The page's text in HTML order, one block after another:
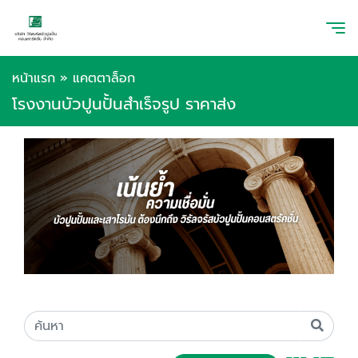
หน้าแรก » แคตตาล็อก
โรงงานบัวปูนปั้นสำเร็จรูป ราคาส่ง